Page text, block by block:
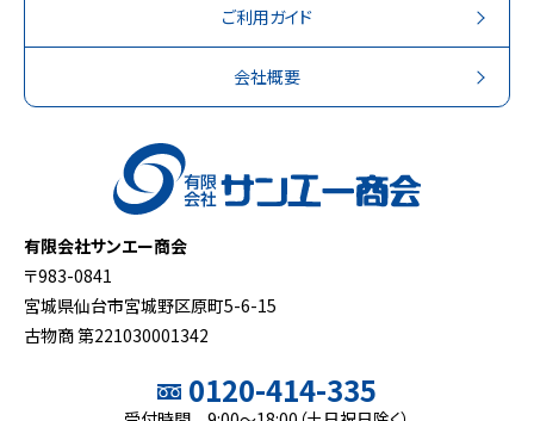
ご利用ガイド
会社概要
有限会社サンエー商会
〒983-0841
宮城県仙台市宮城野区原町5-6-15
古物商 第221030001342
0120-414-335